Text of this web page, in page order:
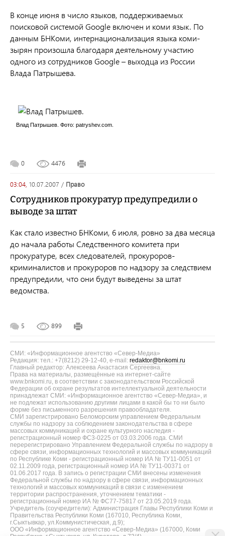
В конце июня в число языков, поддерживаемых
поисковой системой Google включен и коми язык. По
данным БНКоми, интернационализация языка коми-
зырян произошла благодаря деятельному участию
одного из сотрудников Google – выходца из России
Влада Патрышева.
Влад Патрышев. Фото: patryshev.com.
0 4476
03:04, 10.07.2007 / право
Сотрудников прокуратур предупредили о
выводе за штат
Как стало известно БНКоми, 6 июля, ровно за два месяца
до начала работы Следственного комитета при
прокуратуре, всех следователей, прокуроров-
криминалистов и прокуроров по надзору за следствием
предупредили, что они будут выведены за штат
ведомства.
5 899
СМИ: «Информационное агентство «Север-Медиа»
Редакция: тел.: +7(8212) 29-12-40, e-mail: redaktor@bnkomi.ru
Главный редактор: Алексеева Анастасия Сергеевна.
Права на материалы, размещённые на интернет-сайте
www.bnkomi.ru, в соответствии с законодательством Российской
Федерации об охране результатов интеллектуальной деятельности
принадлежат СМИ: «Информационное агентство «Север-Медиа», и
не подлежат использованию другими лицами в какой бы то ни было
форме без письменного разрешения правообладателя.
СМИ зарегистрировано Беломорским управлением Федеральным
службы по надзору за соблюдением законодательства в сфере
массовых коммуникаций и охране культурного наследия -
регистрационный номер ФС3-0225 от 03.03.2006 года. СМИ
перерегистрировано Управлением Федеральной службы по надзору в
сфере связи, информационных технологий и массовых коммуникаций
по Республике Коми - регистрационный номер ИА № ТУ11-0051 от
02.11.2009 года, регистрационный номер ИА № ТУ11-00371 от
01.06.2017 года. В запись о регистрации СМИ внесены изменения
Федеральной службы по надзору в сфере связи, информационных
технологий и массовых коммуникаций в связи с изменением
территории распространения, уточнением тематики -
регистрационный номер ИА № ФС77-75817 от 23.05.2019 года.
Учредитель (соучредители): Администрация Главы Республики Коми и
Правительства Республики Коми (167010, Республика Коми,
г.Сыктывкар, ул.Коммунистическая, д.9);
ООО «Информационное агентство «Север-Медиа» (167000, Коми